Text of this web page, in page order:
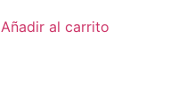
Añadir al carrito